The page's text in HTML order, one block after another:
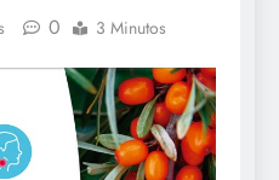
0 3 Minutos